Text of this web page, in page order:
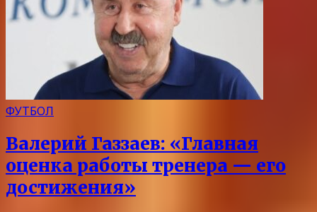
ФУТБОЛ
Валерий Газзаев: «Главная
оценка работы тренера — его
достижения»